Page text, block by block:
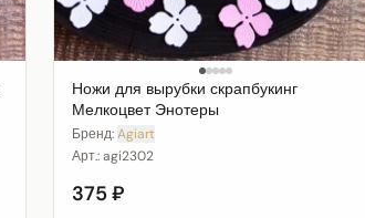
Ножи для вырубки скрапбукинг
Мелкоцвет Энотеры
Бренд:Agiart
Арт.:agi2302
375 ₽